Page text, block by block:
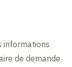
informations
de demande